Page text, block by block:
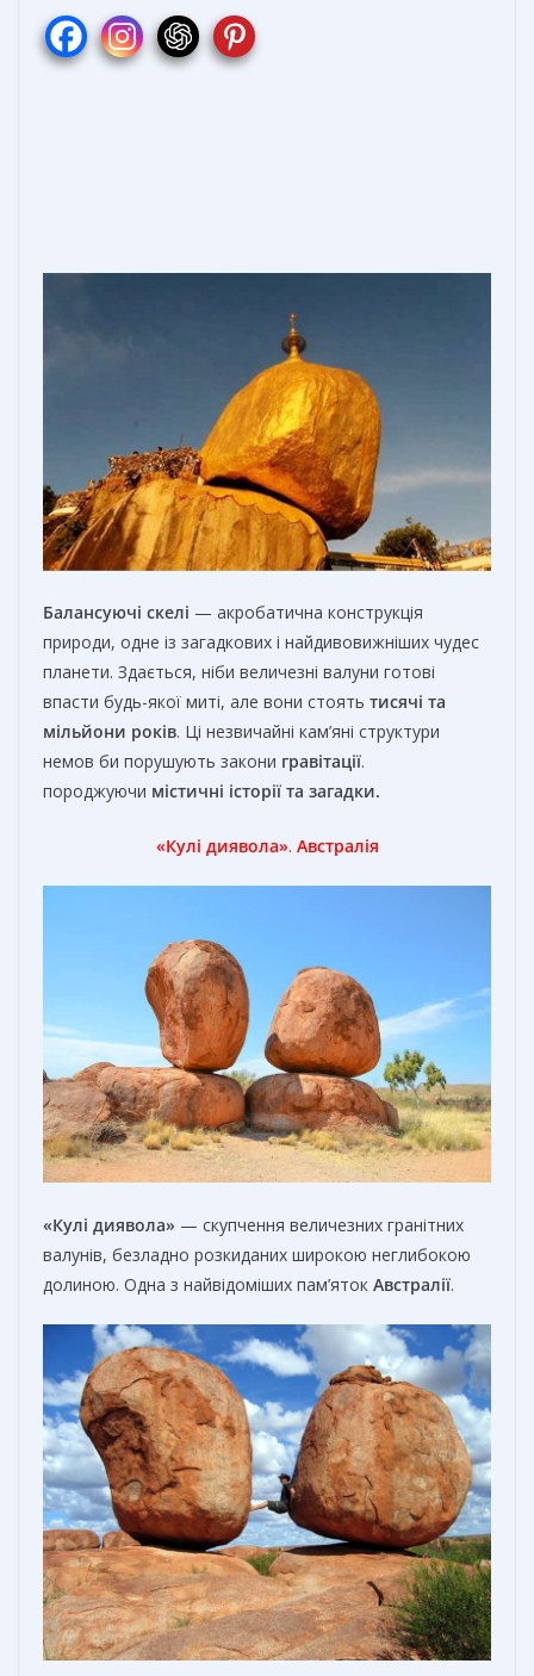
Балансуючі скелі — акробатична конструкція
природи, одне із загадкових і найдивовижніших чудес
планети. Здається, ніби величезні валуни готові
впасти будь-якої миті, але вони стоять тисячі та
мільйони років. Ці незвичайні кам’яні структури
немов би порушують закони гравітації.
породжуючи містичні історії та загадки.
«Кулі диявола». Австралія
«Кулі диявола» — скупчення величезних гранітних
валунів, безладно розкиданих широкою неглибокою
долиною. Одна з найвідоміших пам’яток Австралії.